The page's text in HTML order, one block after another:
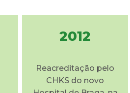
2012
Reacreditação pelo
CHKS do novo